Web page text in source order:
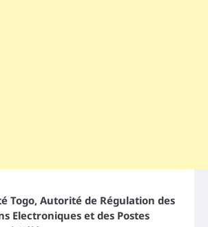
Togo, Autorité de Régulation des
Electroniques et des Postes